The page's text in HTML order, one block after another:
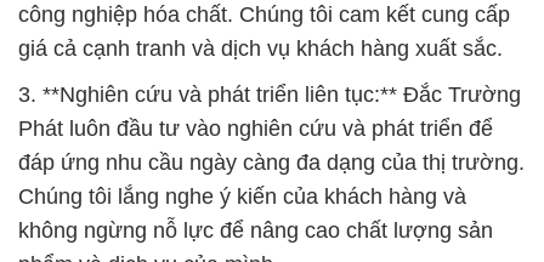
đáp ứng nhu cầu ngày càng đa dạng của thị trường.
Chúng tôi lắng nghe ý kiến của khách hàng và
không ngừng nỗ lực để nâng cao chất lượng sản
phẩm và dịch vụ của mình.
4. **Sản phẩm đa dạng:** Ngoài các sản phẩm hóa
chất chất lượng, chúng tôi còn chuyên phân phối
bột đá, bột talc và bột màu. Điều này giúp chúng tôi